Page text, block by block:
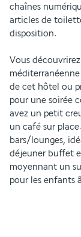
chaînes
articles de
disposition.
Vous
de cet hôtel ou
pour une soirée
avez un petit
un café sur
bars/lounges,
déjeuner buffet
moyennant un
pour les enfants